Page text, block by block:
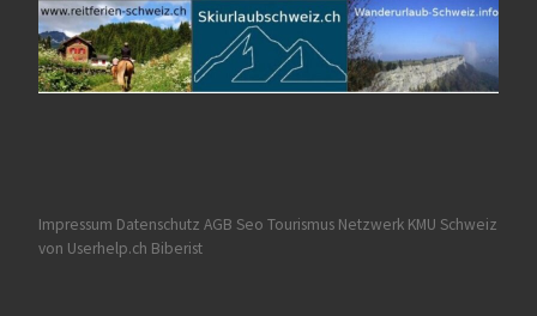
Impressum Datenschutz AGB Seo Tourismus Netzwerk KMU Schweiz
von Userhelp.ch Biberist